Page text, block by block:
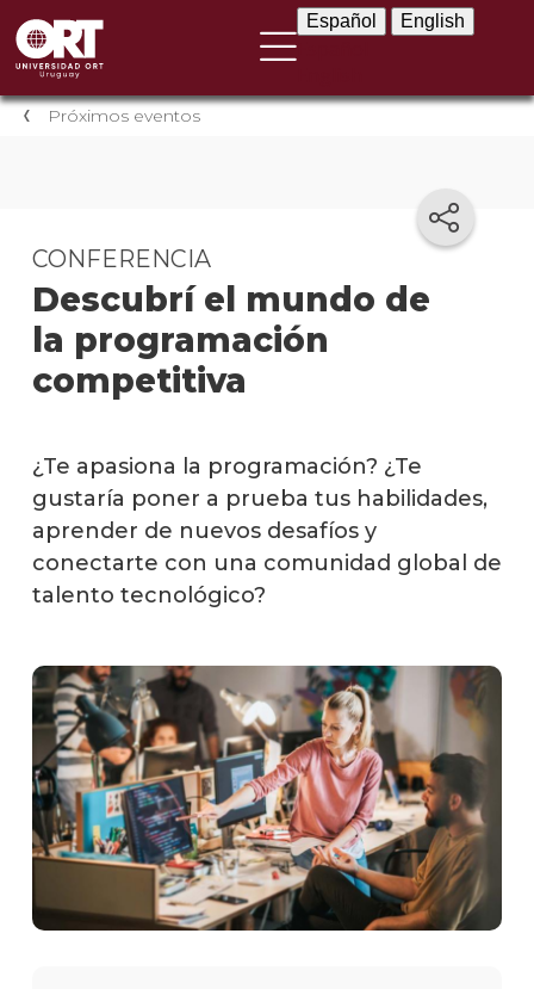
Español English
Próximos eventos
Descubrí el mundo de
la programación
competitiva
CONFERENCIA
¿Te apasiona la programación? ¿Te
gustaría poner a prueba tus habilidades,
aprender de nuevos desafíos y
conectarte con una comunidad global de
talento tecnológico?